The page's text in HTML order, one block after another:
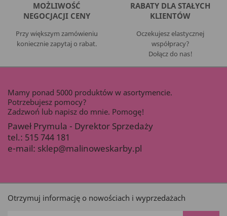
MOŻLIWOŚĆ
NEGOCJACJI CENY
Przy większym zamówieniu
koniecznie zapytaj o rabat.
RABATY DLA STAŁYCH
KLIENTÓW
Oczekujesz elastycznej
współpracy?
Dołącz do nas!
Mamy ponad 5000 produktów w asortymencie.
Potrzebujesz pomocy?
Zadzwoń lub napisz do mnie. Pomogę!
Paweł Prymula - Dyrektor Sprzedaży
tel.: 515 744 181
e-mail: sklep@malinoweskarby.pl
Otrzymuj informację o nowościach i wyprzedażach